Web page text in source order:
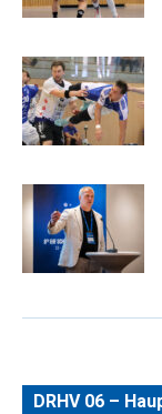
DRHV 06 –